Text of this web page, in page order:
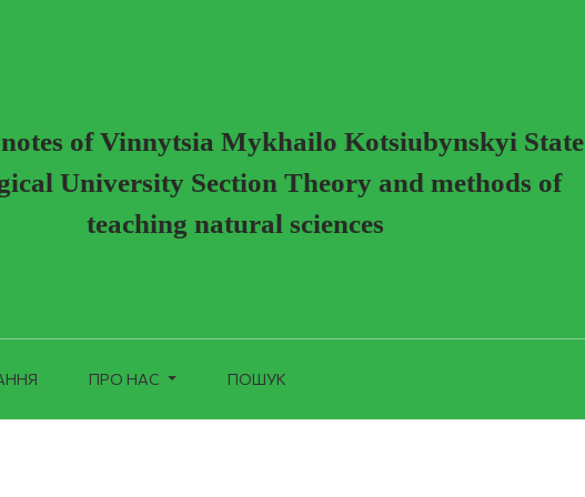
харчових технологів
of Vinnytsia Mykhailo Kotsiubynskyi State
University Section Theory and methods of
teaching natural sciences
ПРО НАС ПОШУК